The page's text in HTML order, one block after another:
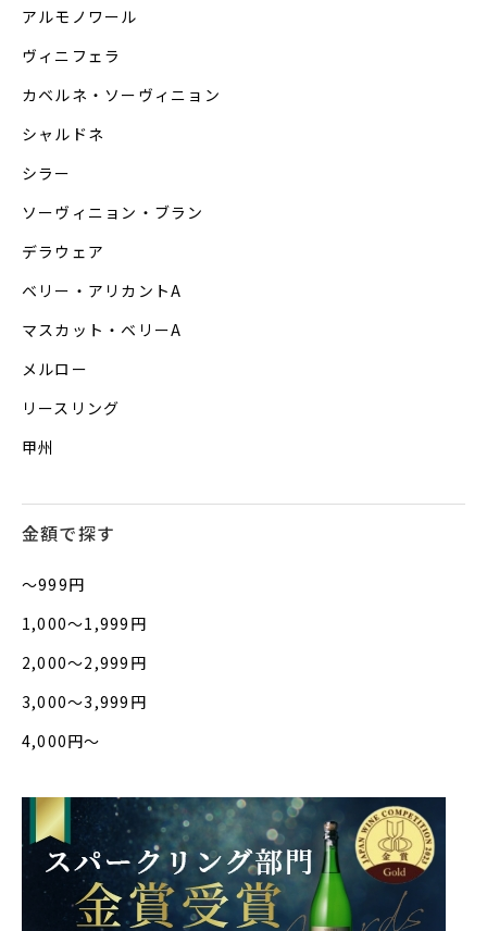
アルモノワール
ヴィニフェラ
カベルネ・ソーヴィニョン
シャルドネ
シラー
ソーヴィニョン・ブラン
デラウェア
ベリー・アリカントA
マスカット・ベリーA
メルロー
リースリング
甲州
金額で探す
〜999円
1,000〜1,999円
2,000〜2,999円
3,000〜3,999円
4,000円〜